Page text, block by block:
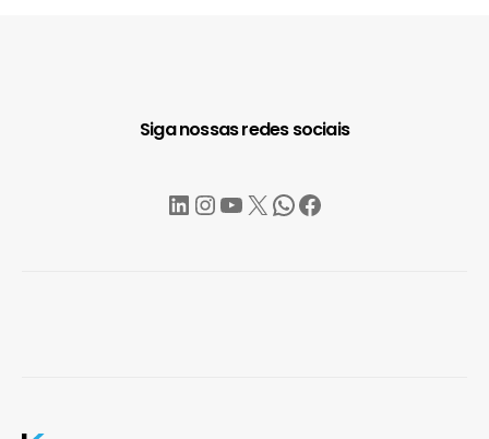
Siga nossas redes sociais
LinkedIn
Instagram
YouTube
X WhatsApp
Facebook